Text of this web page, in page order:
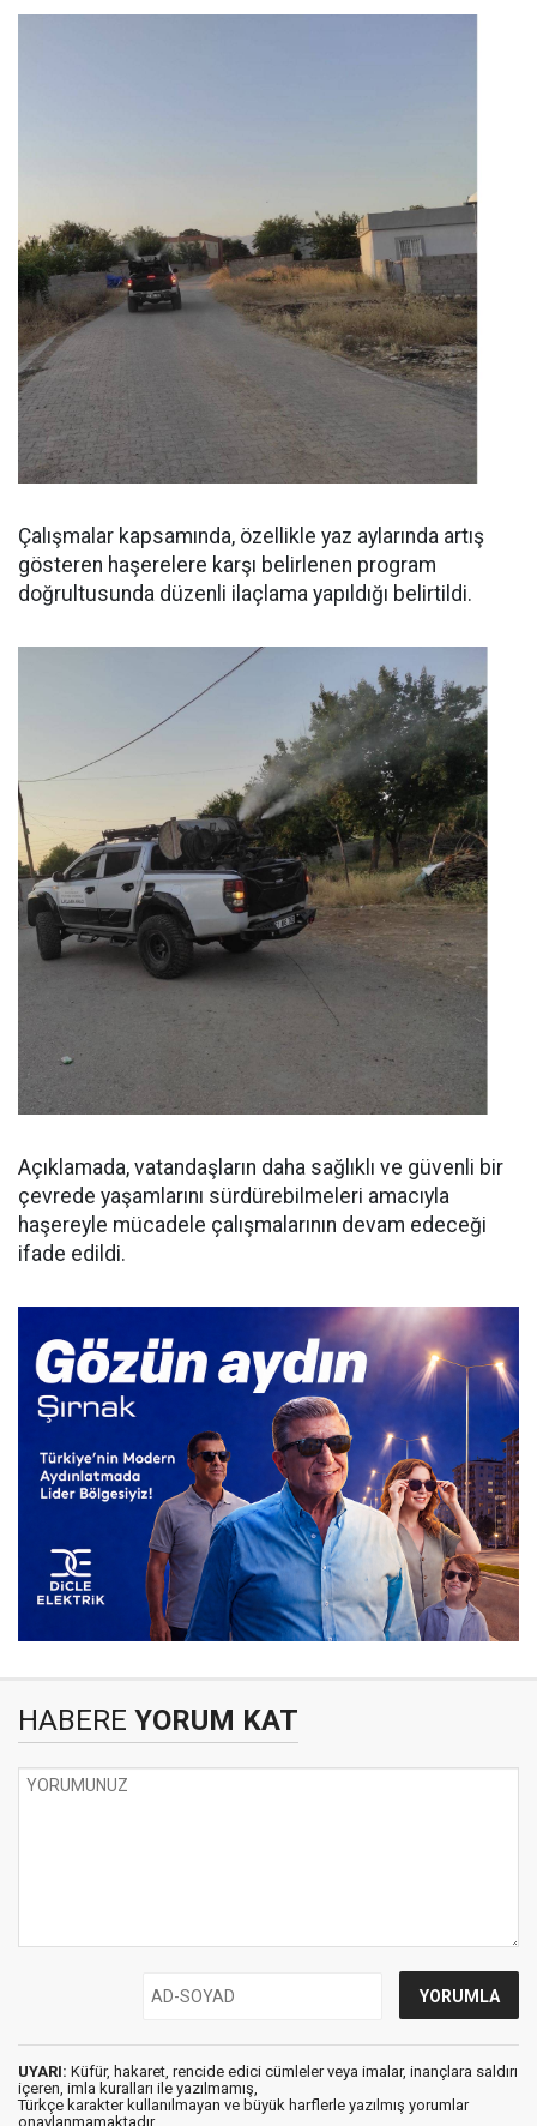
Çalışmalar kapsamında, özellikle yaz aylarında artış
gösteren haşerelere karşı belirlenen program
doğrultusunda düzenli ilaçlama yapıldığı belirtildi.
Açıklamada, vatandaşların daha sağlıklı ve güvenli bir
çevrede yaşamlarını sürdürebilmeleri amacıyla
haşereyle mücadele çalışmalarının devam edeceği
ifade edildi.
HABERE YORUM KAT
UYARI: Küfür, hakaret, rencide edici cümleler veya imalar, inançlara saldırı
içeren, imla kuralları ile yazılmamış,
Türkçe karakter kullanılmayan ve büyük harflerle yazılmış yorumlar
onaylanmamaktadır.